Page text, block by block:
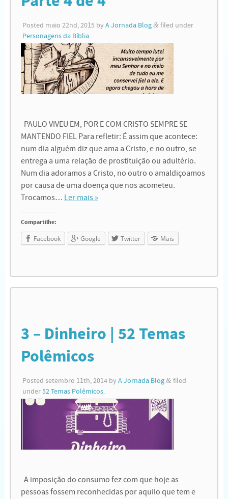
Posted maio 22nd, 2015 by A Jornada Blog &filed under
Personagens da Bíblia.
PAULO VIVEU EM, POR E COM CRISTO SEMPRE SE
MANTENDO FIEL Para refletir: É assim que acontece:
num dia alguém diz que ama a Cristo, e no outro, se
entrega a uma relação de prostituição ou adultério.
Num dia adoramos a Cristo, no outro o amaldiçoamos
por causa de uma doença que nos acometeu.
Trocamos… Ler mais »
Compartilhe:
Facebook Google Twitter Mais
3 – Dinheiro | 52 Temas
Polêmicos
Posted setembro 11th, 2014by A Jornada Blog &filed
under52 Temas Polêmicos.
A imposição do consumo fez com que hoje as
pessoas fossem reconhecidas por aquilo que tem e